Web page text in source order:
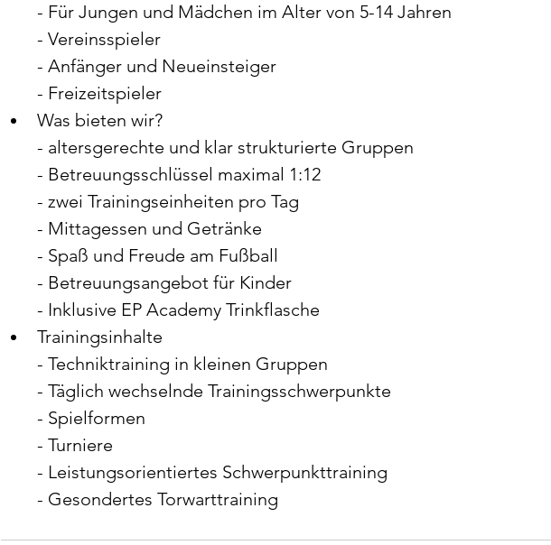
- Für Jungen und Mädchen im Alter von 5-14 Jahren
- Vereinsspieler
- Anfänger und Neueinsteiger
- Freizeitspieler
Was bieten wir?
- altersgerechte und klar strukturierte Gruppen
- Betreuungsschlüssel maximal 1:12
- zwei Trainingseinheiten pro Tag
- Mittagessen und Getränke
- Spaß und Freude am Fußball
- Betreuungsangebot für Kinder
- Inklusive EP Academy Trinkflasche
Trainingsinhalte
- Techniktraining in kleinen Gruppen
- Täglich wechselnde Trainingsschwerpunkte
- Spielformen
- Turniere
- Leistungsorientiertes Schwerpunkttraining
- Gesondertes Torwarttraining